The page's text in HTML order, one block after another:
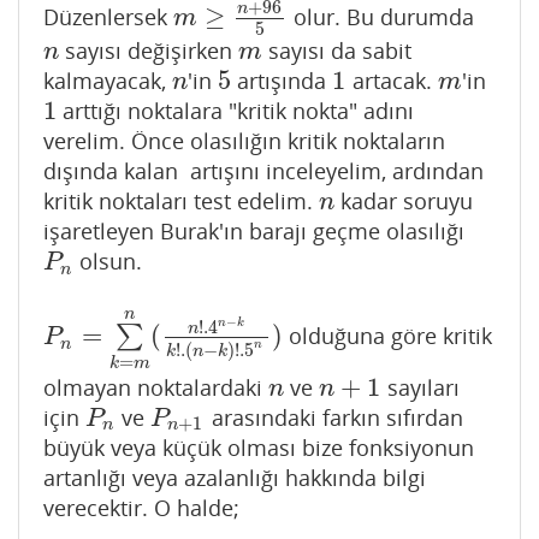
Düzenlersek m ≥ n+96
5
m≥ n+ 965 olur. Bu durumda
n
nsayısı değişirken m
m sayısı da sabit
kalmayacak, n
n'in 5
5 artışında 1
1 artacak. m
m'in
1
1 arttığı noktalara "kritik nokta" adını
verelim. Önce olasılığın kritik noktaların
dışında kalan artışını inceleyelim, ardından
kritik noktaları test edelim. n
nkadar soruyu
işaretleyen Burak'ın barajı geçme olasılığı
Pn
Pn olsun.
Pn = ∑
k=m
n
( n!.4n−k
k!.(n−k)!.5n )
Pn ∑k mn ( n!.4n−kk!.(n − k)!.5n)
olduğuna göre kritik
olmayan noktalardaki n
nve n + 1
n+1
sayıları
için Pn
Pn ve Pn+1
Pn+1 arasındaki farkın sıfırdan
büyük veya küçük olması bize fonksiyonun
artanlığı veya azalanlığı hakkında bilgi
verecektir. O halde;